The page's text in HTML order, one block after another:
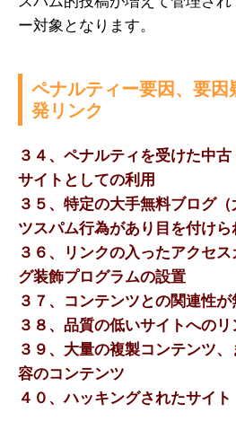
ー対象となります。
ペナルティー要因、要
発リンク
３４、ペナルティを受けた中
サイトとしての利用
３５、特定の大手無料ブログ
ツスパム行為があり目を付けら
３６、リンクの入ったアクセ
グ装飾プログラムの設置
３７、コンテンツとの関連性
３８、品質の低いサイトへのリ
３９、大量の複製コンテンツ
容のコンテンツ
４０、ハッキングされたサイト